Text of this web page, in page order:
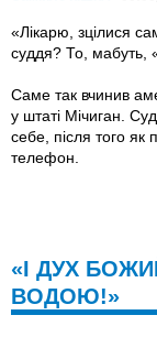
«Лікарю, зцілися
суддя? То, мабуть,
Саме так вчинив
у штаті Мічиган.
себе, після того як
телефон.
«І ДУХ
ВОДОЮ!»